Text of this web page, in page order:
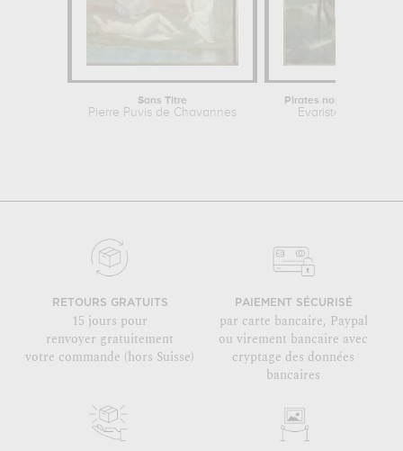
Sans Titre
Pierre Puvis de Chavannes
Pirates normands au
Evariste Vital
RETOURS GRATUITS
15 jours pour
renvoyer gratuitement
votre commande (hors Suisse)
PAIEMENT SÉCURISÉ
par carte bancaire, Paypal
ou virement bancaire avec
cryptage des données
bancaires